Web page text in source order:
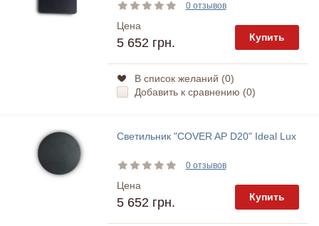
0 отзывов
Цена
5 652 грн. Купить
В список желаний (0)
Добавить к сравнению (0)
Светильник "COVER AP D20" Ideal Lux
0 отзывов
Цена
5 652 грн. Купить